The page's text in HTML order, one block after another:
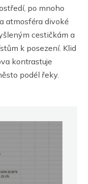
po mnoho
atmosféra divoké
cestičkám a
k posezení. Klid
kontrastuje
podél řeky.